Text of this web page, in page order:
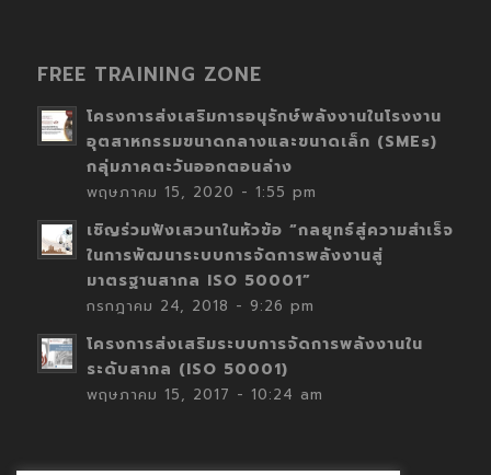
FREE TRAINING ZONE
โครงการส่งเสริมการอนุรักษ์พลังงานในโรงงาน
อุตสาหกรรมขนาดกลางและขนาดเล็ก (SMEs)
กลุ่มภาคตะวันออกตอนล่าง
พฤษภาคม 15, 2020 - 1:55 pm
เชิญร่วมฟังเสวนาในหัวข้อ “กลยุทธ์สู่ความสำเร็จ
ในการพัฒนาระบบการจัดการพลังงานสู่
มาตรฐานสากล ISO 50001”
กรกฎาคม 24, 2018 - 9:26 pm
โครงการส่งเสริมระบบการจัดการพลังงานใน
ระดับสากล (ISO 50001)
พฤษภาคม 15, 2017 - 10:24 am